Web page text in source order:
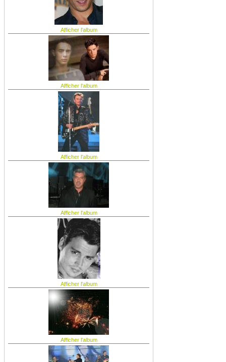
Afficher l'album
Afficher l'album
Afficher l'album
Afficher l'album
Afficher l'album
Afficher l'album